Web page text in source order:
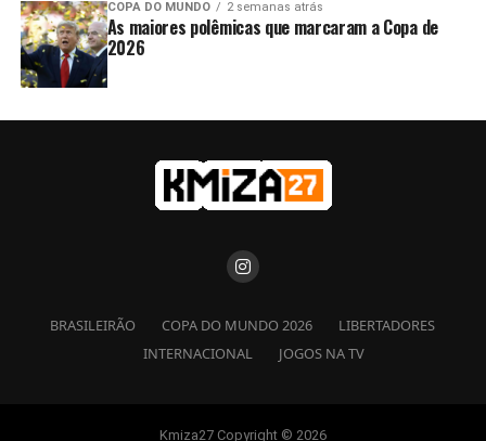
COPA DO MUNDO 2 semanas atrás
As maiores polêmicas que marcaram a Copa de
2026
BRASILEIRÃO COPA DO MUNDO 2026
LIBERTADORES
INTERNACIONAL
JOGOS NA TV
Kmiza27 Copyright © 2026